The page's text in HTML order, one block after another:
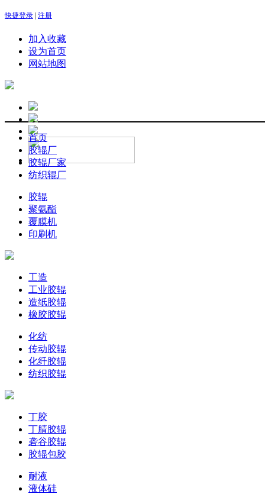
快捷登录 注册
加入收藏
设为首页
网站地图
首页
胶辊厂
胶辊厂家
纺织辊厂
胶辊
聚氨酯
覆膜机
印刷机
工造
工业胶辊
造纸胶辊
橡胶胶辊
化纺
传动胶辊
化纤胶辊
纺织胶辊
丁胶
丁腈胶辊
砻谷胶辊
胶辊包胶
耐液
液体硅